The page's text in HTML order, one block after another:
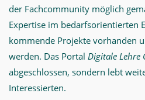
der Fachcommunity möglich
Expertise im bedarfsorientierten
kommende Projekte vorhanden
werden. Das Portal Digitale Lehre
abgeschlossen, sondern lebt
Interessierten.